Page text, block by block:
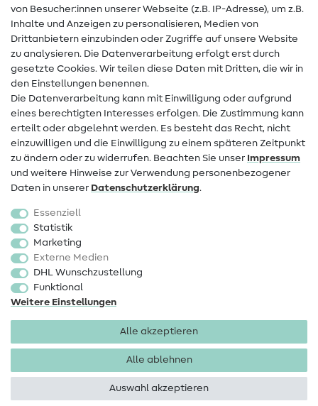
Hilfe & Kontakt
Kontakt
Infos zum Betreiberwechsel
Widerrufsrecht
Beliebt
Stoffe
Sale
Schnittmuster
von Besucher:innen unserer Webseite (z.B. IP-Adresse), um z.B.
Inhalte und Anzeigen zu personalisieren, Medien von
Drittanbietern einzubinden oder Zugriffe auf unsere Website
zu analysieren. Die Datenverarbeitung erfolgt erst durch
gesetzte Cookies. Wir teilen diese Daten mit Dritten, die wir in
den Einstellungen benennen.
Die Datenverarbeitung kann mit Einwilligung oder aufgrund
eines berechtigten Interesses erfolgen. Die Zustimmung kann
erteilt oder abgelehnt werden. Es besteht das Recht, nicht
einzuwilligen und die Einwilligung zu einem späteren Zeitpunkt
zu ändern oder zu widerrufen. Beachten Sie unser Impressum
und weitere Hinweise zur Verwendung personenbezogener
Daten in unserer Daten­schutz­erklärung.
Essenziell
Statistik
Marketing
Externe Medien
DHL Wunschzustellung
Funktional
Weitere Einstellungen
Alle akzeptieren
Alle ablehnen
Auswahl akzeptieren
Impressum Datenschutz
AGB
Copyright 2026 SewIY GmbH